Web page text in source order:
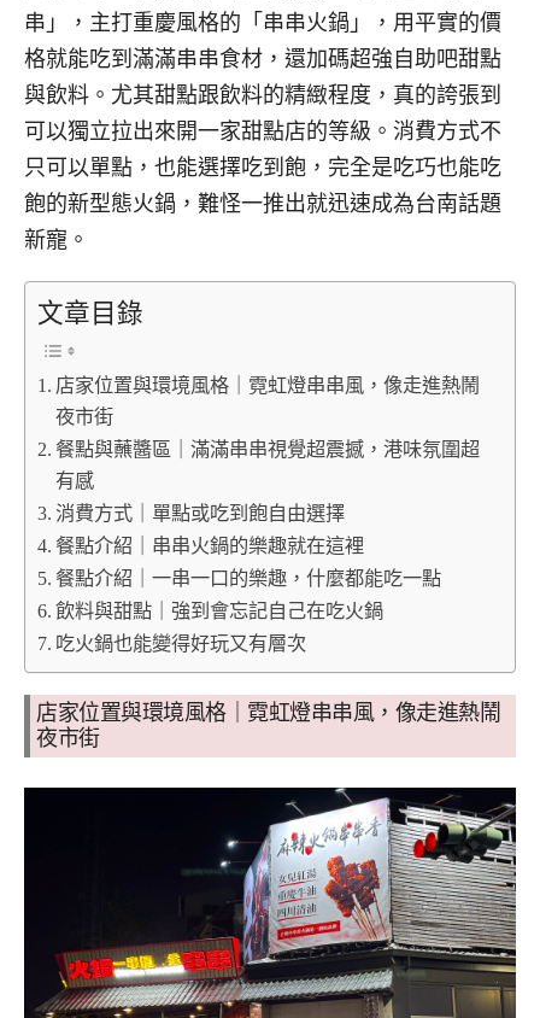
串」，主打重慶風格的「串串火鍋」，用平實的價
格就能吃到滿滿串串食材，還加碼超強自助吧甜點
與飲料。尤其甜點跟飲料的精緻程度，真的誇張到
可以獨立拉出來開一家甜點店的等級。消費方式不
只可以單點，也能選擇吃到飽，完全是吃巧也能吃
飽的新型態火鍋，難怪一推出就迅速成為台南話題
新寵。
文章目錄
店家位置與環境風格｜霓虹燈串串風，像走進熱鬧
夜市街
餐點與蘸醬區｜滿滿串串視覺超震撼，港味氛圍超
有感
消費方式｜單點或吃到飽自由選擇
餐點介紹｜串串火鍋的樂趣就在這裡
餐點介紹｜一串一口的樂趣，什麼都能吃一點
飲料與甜點｜強到會忘記自己在吃火鍋
吃火鍋也能變得好玩又有層次
店家位置與環境風格｜霓虹燈串串風，像走進熱鬧
夜市街